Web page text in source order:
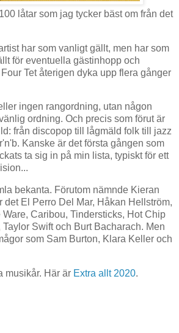
låtar som jag tycker bäst om från det
har som vanligt gällt, men har som
för eventuella gästinhopp och
Tet återigen dyka upp flera gånger
ingen rangordning, utan någon
ordning. Och precis som förut är
från discopop till lågmäld folk till jazz
Kanske är det första gången som
ta sig in på min lista, typiskt för ett
bekanta. Förutom nämnde Kieran
det El Perro Del Mar, Håkan Hellström,
Caribou, Tindersticks, Hot Chip
Swift och Burt Bacharach. Men
som Sam Burton, Klara Keller och
musikår. Här är Extra allt 2020.